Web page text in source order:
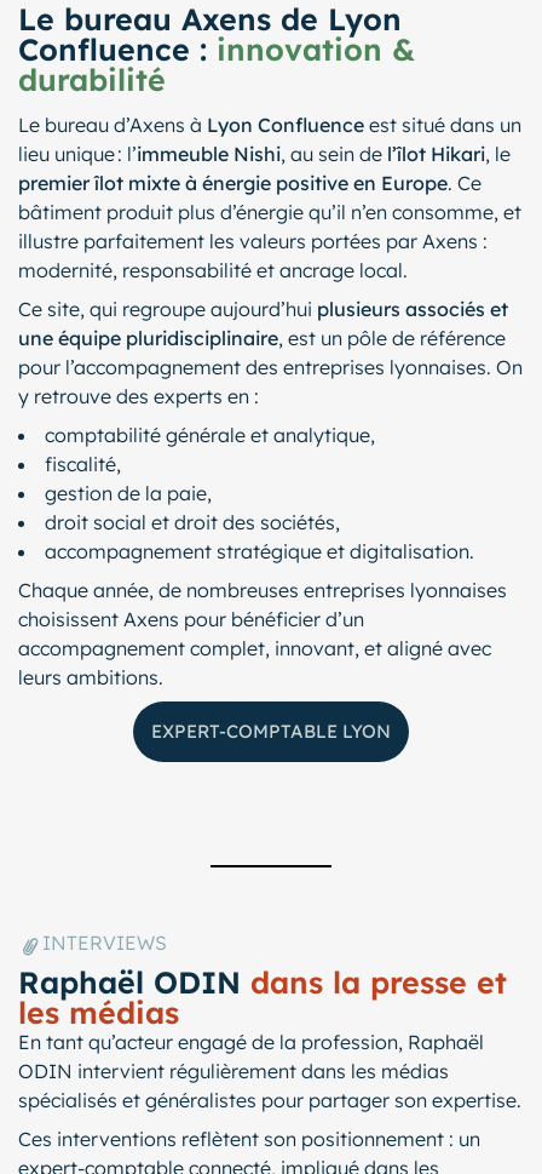
Le bureau Axens de Lyon
Confluence : innovation &
durabilité
Le bureau d’Axens à Lyon Confluence est situé dans un
lieu unique : l’immeuble Nishi, au sein de l’îlot Hikari, le
premier îlot mixte à énergie positive en Europe. Ce
bâtiment produit plus d’énergie qu’il n’en consomme, et
illustre parfaitement les valeurs portées par Axens :
modernité, responsabilité et ancrage local.
Ce site, qui regroupe aujourd’hui plusieurs associés et
une équipe pluridisciplinaire, est un pôle de référence
pour l’accompagnement des entreprises lyonnaises. On
y retrouve des experts en :
comptabilité générale et analytique,
fiscalité,
gestion de la paie,
droit social et droit des sociétés,
accompagnement stratégique et digitalisation.
Chaque année, de nombreuses entreprises lyonnaises
choisissent Axens pour bénéficier d’un
accompagnement complet, innovant, et aligné avec
leurs ambitions.
EXPERT-COMPTABLE LYON
INTERVIEWS
Raphaël ODIN dans la presse et
les médias
En tant qu’acteur engagé de la profession, Raphaël
ODIN intervient régulièrement dans les médias
spécialisés et généralistes pour partager son expertise.
Ces interventions reflètent son positionnement : un
expert-comptable connecté, impliqué dans les